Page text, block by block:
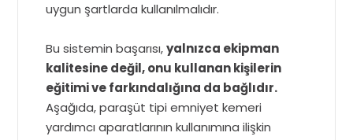
uygun şartlarda kullanılmalıdır.
Bu sistemin başarısı,yalnızca ekipman
kalitesine değil, onu kullanan kişilerin
eğitimi ve farkındalığına da bağlıdır.
Aşağıda, paraşüt tipi emniyet kemeri
yardımcı aparatlarının kullanımına ilişkin